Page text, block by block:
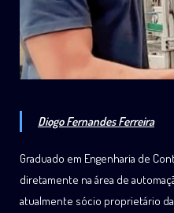
Diogo Fernandes Ferreira
Graduado em Engenharia de
diretamente na área de
atualmente sócio proprietário